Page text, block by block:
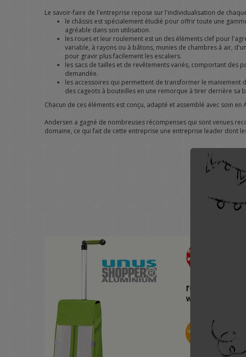
Le savoir-faire de l'entreprise repose sur l'individualisation de
le châssis est spécialement étudié pour offrir toute une
agréable dans son utilisation.
les roues et leur roulement est un des éléments clef pour
variable, à rayons ou à bâtons, munies de chambres à air,
pour gravir plus facilement les escaliers.
les sacs de tailles et de revêtements variés, comportant des
demandée.
les accessoires qui permettent de transformer le
des cageots à bouteilles en une remorque à tirer derrière sa
Chacun de ces éléments est conçu, adapté et assemblé avec soin
Andersen a gagné de nombreuses récompenses qui sont venues
domaine, ce qui fait de cette entreprise une entreprise leader dont